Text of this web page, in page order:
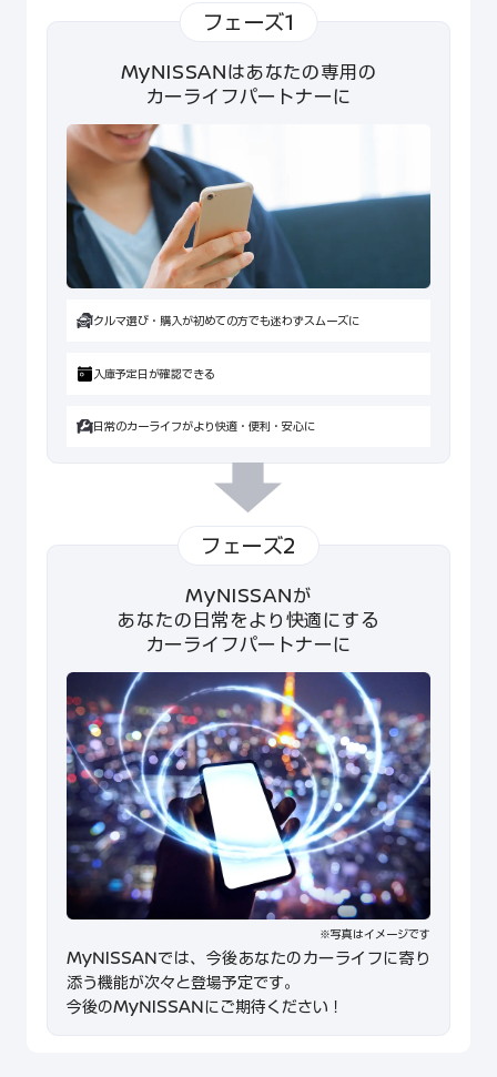
フェーズ1
MyNISSANはあなたの専用の
カーライフパートナーに
クルマ選び・購入が初めての方でも迷わずスムーズに
入庫予定日が確認できる
日常のカーライフがより快適・便利・安心に
フェーズ2
MyNISSANが
あなたの日常をより快適にする
カーライフパートナーに
※写真はイメージです
MyNISSANでは、今後あなたのカーライフに寄り
添う機能が次々と登場予定です。
今後のMyNISSANにご期待ください！